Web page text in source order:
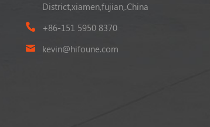
District,xiamen,fujian,.China
+86-151 5950 8370
kevin@hifoune.com